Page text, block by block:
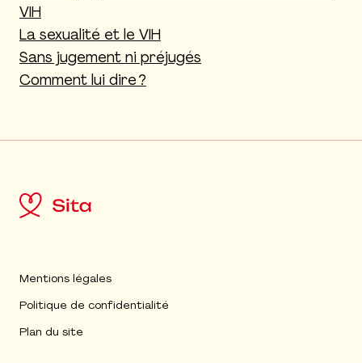
VIH
La sexualité et le VIH
Sans jugement ni préjugés
Comment lui dire ?
Mentions légales
Politique de confidentialité
Plan du site